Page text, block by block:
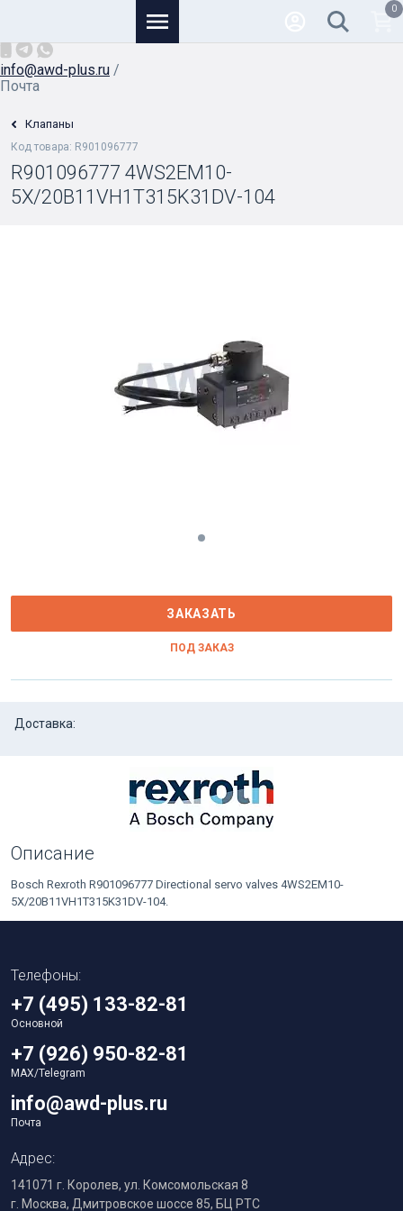
info@awd-plus.ru /
Почта
0
Клапаны
Код товара: R901096777
R901096777 4WS2EM10-
5X/20B11VH1T315K31DV-104
ЗАКАЗАТЬ
ПОД ЗАКАЗ
Доставка:
Описание
Bosch Rexroth R901096777 Directional servo valves 4WS2EM10-
5X/20B11VH1T315K31DV-104.
Телефоны:
+7 (495) 133-82-81
Основной
+7 (926) 950-82-81
MAX/Telegram
info@awd-plus.ru
Почта
Адрес:
141071 г. Королев, ул. Комсомольская 8
г. Москва, Дмитровское шоссе 85, БЦ РТС